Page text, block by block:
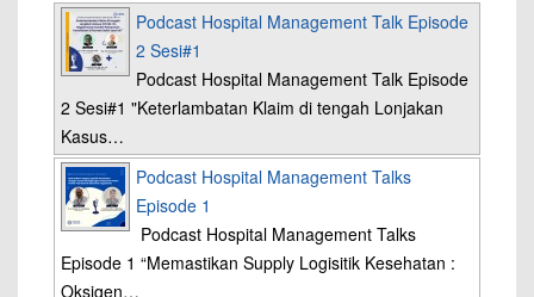
Podcast Hospital Management Talk Episode
2 Sesi#1
Podcast Hospital Management Talk Episode
2 Sesi#1 "Keterlambatan Klaim di tengah Lonjakan
Kasus…
Podcast Hospital Management Talks
Episode 1
Podcast Hospital Management Talks
Episode 1 “Memastikan Supply Logisitik Kesehatan :
Oksigen…